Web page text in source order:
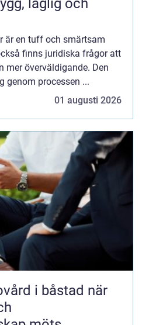
laglig och
är en tuff och smärtsam
finns juridiska frågor att
mer överväldigande. Den
genom processen ...
01 augusti 2026
i båstad när